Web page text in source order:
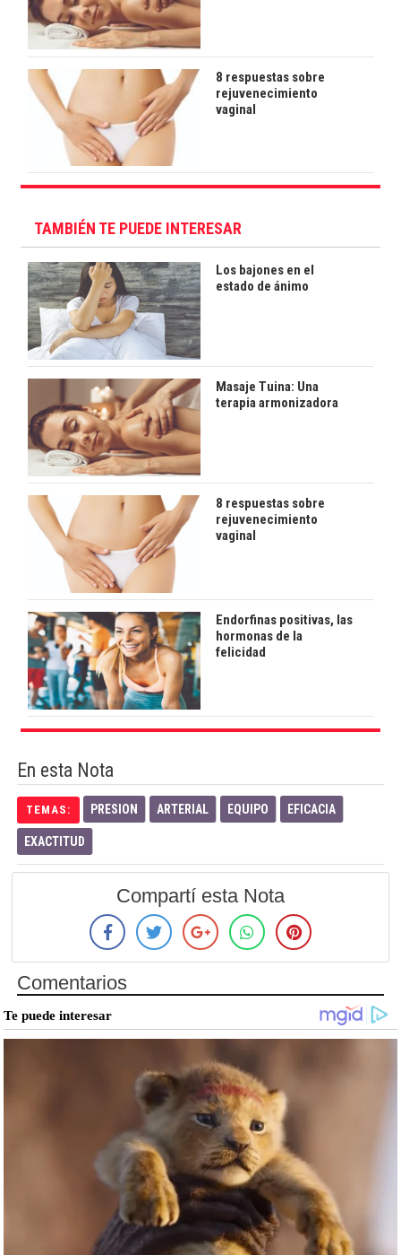
8 respuestas sobre
rejuvenecimiento
vaginal
TAMBIÉN TE PUEDE INTERESAR
Los bajones en el
estado de ánimo
Masaje Tuina: Una
terapia armonizadora
8 respuestas sobre
rejuvenecimiento
vaginal
Endorfinas positivas, las
hormonas de la
felicidad
En esta Nota
TEMAS: PRESION ARTERIAL EQUIPO EFICACIA
EXACTITUD
Compartí esta Nota
Comentarios